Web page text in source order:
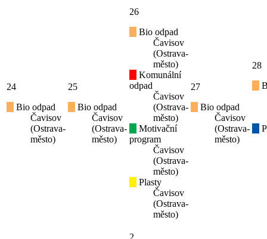
24
Bio odpad
Čavisov
(Ostrava-
město)
25
Bio odpad
Čavisov
(Ostrava-
město)
26
Bio odpad
Čavisov
(Ostrava-
město)
Komunální
odpad
Čavisov
(Ostrava-
město)
Motivační
program
Čavisov
(Ostrava-
město)
Plasty
Čavisov
(Ostrava-
město)
27
Bio odpad
Čavisov
(Ostrava-
město)
28